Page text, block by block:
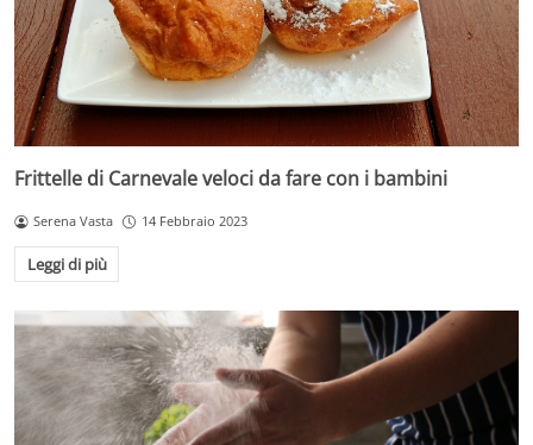
Frittelle di Carnevale veloci da fare con i bambini
Serena Vasta 14 Febbraio 2023
Leggi di più